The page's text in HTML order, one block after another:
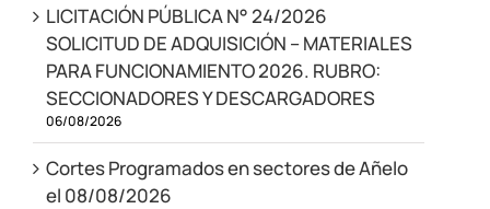
LICITACIÓN PÚBLICA N° 24/2026
SOLICITUD DE ADQUISICIÓN – MATERIALES
PARA FUNCIONAMIENTO 2026. RUBRO:
SECCIONADORES Y DESCARGADORES
06/08/2026
Cortes Programados en sectores de Añelo
el 08/08/2026